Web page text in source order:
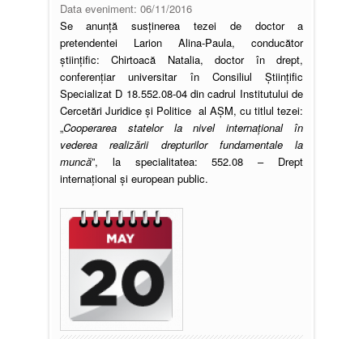
Data eveniment: 06/11/2016
Se anunţă susţinerea tezei de doctor a
pretendentei Larion Alina-Paula, conducător
ştiinţific: Chirtoacă Natalia, doctor în drept,
conferențiar universitar în Consiliul Ştiinţific
Specializat D 18.552.08-04 din cadrul Institutului de
Cercetări Juridice și Politice al AŞM, cu titlul tezei:
„Cooperarea statelor la nivel internațional în
vederea realizării drepturilor fundamentale la
muncă”, la specialitatea: 552.08 – Drept
internațional și european public.